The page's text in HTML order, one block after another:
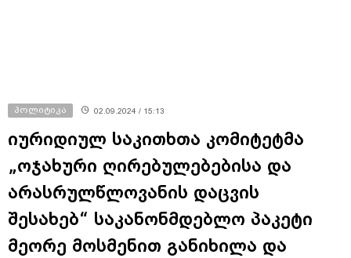
პოლიტიკა 02.09.2024 / 15:13
იურიდიულ საკითხთა კომიტეტმა
„ოჯახური ღირებულებებისა და
არასრულწლოვანის დაცვის
შესახებ“ საკანონმდებლო პაკეტი
მეორე მოსმენით განიხილა და